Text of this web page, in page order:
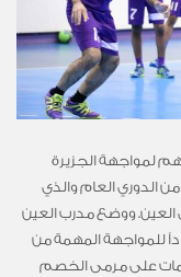
لمواجهة الجزيرة
الدوري العام والذي
العين. ووضع مدرب العين
للمواجهة المهمة من
على مرمى الخصم